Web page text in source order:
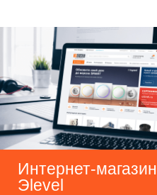
Интернет-магазин
Эlevel